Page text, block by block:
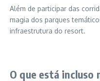
Além de participar das
magia dos parques
infraestrutura do resort.
O que está incluso